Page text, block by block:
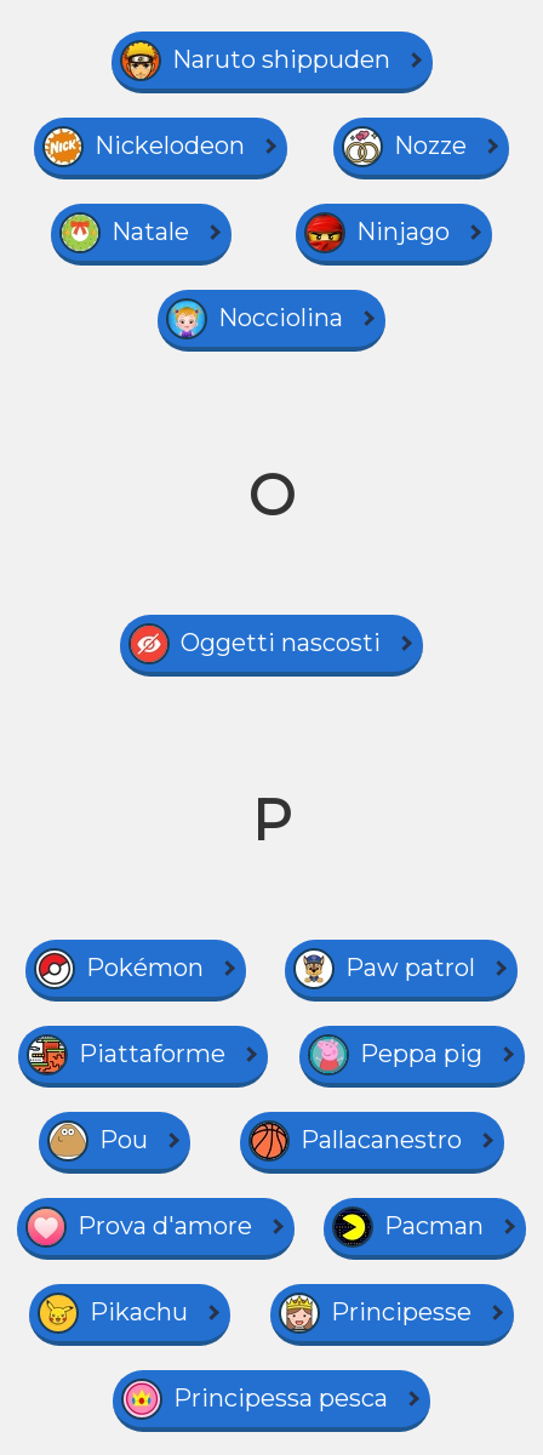
Naruto shippuden
Nickelodeon Nozze
Natale Ninjago
Nocciolina
O
Oggetti nascosti
P
Pokémon Paw patrol
Piattaforme Peppa pig
Pou Pallacanestro
Prova d'amore Pacman
Pikachu Principesse
Principessa pesca